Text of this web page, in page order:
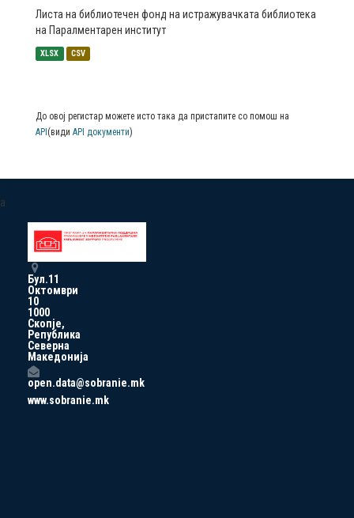
Листа на библиотечен фонд на истражувачката библиотека
на Паралментарен институт
XLSX CSV
До овој регистар можете исто така да пристапите со помош на
API (види API документи)
a
Бул.11
Октомври
10
1000
Скопје,
Република
Северна
Македонија
open.data@sobranie.mk
www.sobranie.mk